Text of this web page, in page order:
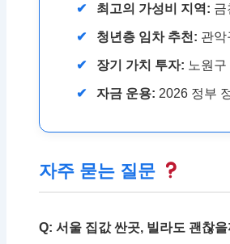
최고의 가성비 지역: 금
청년층 임차 추천: 관악
장기 가치 투자: 노원
자금 운용: 2026 정부
자주 묻는 질문
Q: 서울 집값 싼곳, 빌라도 괜찮